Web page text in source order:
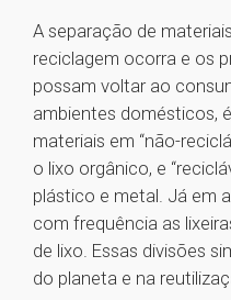
A separação de
reciclagem ocorra e os
possam voltar ao
ambientes domésticos,
materiais em “não-
o lixo orgânico, e
plástico e metal. Já em
com frequência as
de lixo. Essas divisões
do planeta e na